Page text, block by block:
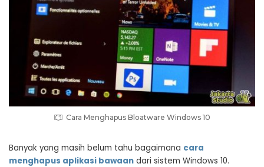
Cara Menghapus Bloatware Windows 10
Banyak yang masih belum tahu bagaimana cara
menghapus aplikasi bawaan dari sistem Windows 10.